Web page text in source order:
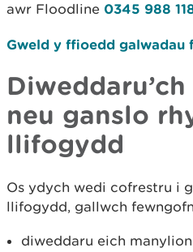
awr Floodline 0345 988
Gweld y ffioedd galwadau
neu ganslo
llifogydd
Os ydych wedi cofrestru i
llifogydd, gallwch
diweddaru eich manylion